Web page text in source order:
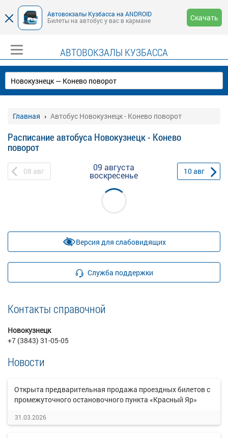
Автовокзалы Кузбасса на ANDROID
Билеты на автобус у вас в кармане
Скачать
АВТОВОКЗАЛЫ КУЗБАССА
Главная Автобус Новокузнецк - Конево поворот
Расписание автобуса Новокузнецк - Конево
поворот
08 авг 09 августа
воскресенье 10авг
Версия для слабовидящих
Служба поддержки
Контакты справочной
Новокузнецк
+7 (3843) 31-05-05
Новости
Открыта предварительная продажа проездных билетов с
промежуточного остановочного пункта «Красный Яр»
31.03.2026